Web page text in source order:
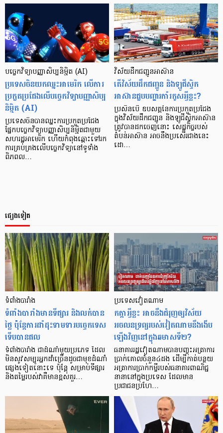
បច្ចេកវិទ្យាបញ្ញាសិប្បនិម្មិត (AI)
ប្រទេសចិនយកឈ្នះអាមេរិក លើការ
ប្រកួតប្រជែងលើបច្ចេកវិទ្យាបញ្ញាសិប្ប
និម្មិត (AI)
ប្រទេសចិនបានឈ្នះការប្រកួតប្រជែង
ផ្នែកបច្ចេកវិទ្យាបញ្ញាសិប្បនិម្មិតជាមួយ
សហរដ្ឋអាមេរិក ហើយកំពុងឆ្ពោះទៅរក
ការគ្រប់គ្រងលើបច្ចេកវិទ្យានៅទូទាំង
ពិភពល…
វិស័យដឹកជញ្ជូនអាស៊ាន
តើវិស័យដឹកជញ្ជូន និងឡូជីស្ទិក
អាស៊ានជួបបញ្ហារកាំរកូសអ្វីខ្លះ?
ប្រសិនបើ ឧបសគ្គនៃការប្រកួតប្រជែង
ក្នុងវិស័យដឹកជញ្ជូន និងឡូជីស្ទិកអាស៊ាន
ត្រូវបានដកចេញនោះ សេដ្ឋកិច្ចរបស់
តំបន់អាស៊ាន អាចនឹងប្រសើរជាងនេះ
ដោ…
ផ្សេងទៀត
ទំពាំងបារាំង
ទំពាំងបារាំងមានទីផ្សារ និងលក់បាន
ថ្លៃ ប៉ុន្ដែការដាំដុះទាមទារបច្ចេកទេស
ទើបបានផល
ទំពាំងបារាំង ជាដំណាំមួយប្រភេទ ដែល
មិនសូវសម្បូរអ្នកដាំច្រើនដូចជាមុខដំណាំ
ផ្សេងទៀតនោះទេ ប៉ុន្ដែ សម្រាប់ទីផ្សារ
និងតម្លៃរបស់វាគឺមានខ្ពស់គួរ…
ប្រទេសវៀតណាម
កត្តាអ្វីខ្លះ អាចនឹងជំរុញឲ្យវិស័យ
អចលនទ្រព្យរបស់វៀតណាមនឹងងើប
ឡើងវិញនៅក្នុងឆមាសទី២?
ធនាគាររដ្ឋវៀតណាមបានបញ្ចុះអត្រាការ
ប្រាក់គោលចំនួន៤ដង ដើម្បីកាត់បន្ថយ
អត្រាការប្រាក់កម្ចីរបស់ធនាគារពាណិជ្ជ
នានានៅក្នុងប្រទេស ដែលមាន
ប្រជាជនប្រហែ…